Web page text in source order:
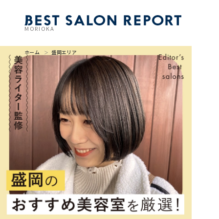
MORIOKA
ホーム 盛岡エリア